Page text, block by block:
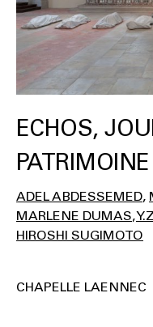
ECHOS,
PATRIMOINE
ADEL ABDESSEMED
MARLENE DUMAS
HIROSHI SUGIMOTO
CHAPELLE LAENNEC